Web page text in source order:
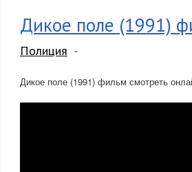
Дикое поле (1991)
Полиция
Дикое поле (1991) фильм смотреть